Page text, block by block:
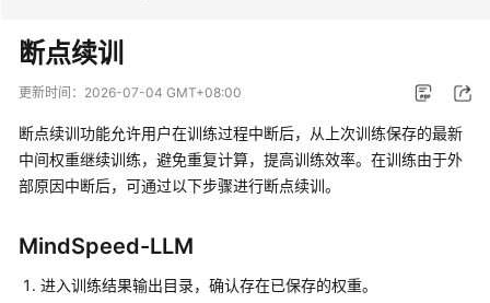
新
动
态
服
务
公
产
品
断点续训
更新时间： 2026-07-04 GMT+08:00
断点续训功能允许用户在训练过程中断后，从上次训练保存的最新
中间权重继续训练，避免重复计算，提高训练效率。在训练由于外
部原因中断后，可通过以下步骤进行断点续训。
MindSpeed-LLM
进入训练结果输出目录，确认存在已保存的权重。